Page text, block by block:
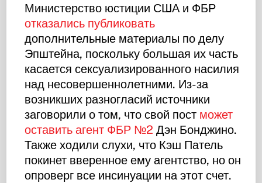
Министерство юстиции США и ФБР
отказались публиковать
дополнительные материалы по делу
Эпштейна, поскольку большая их часть
касается сексуализированного насилия
над несовершеннолетними. Из-за
возникших разногласий источники
заговорили о том, что свой пост может
оставить агент ФБР №2 Дэн Бонджино.
Также ходили слухи, что Кэш Патель
покинет вверенное ему агентство, но он
опроверг все инсинуации на этот счет.